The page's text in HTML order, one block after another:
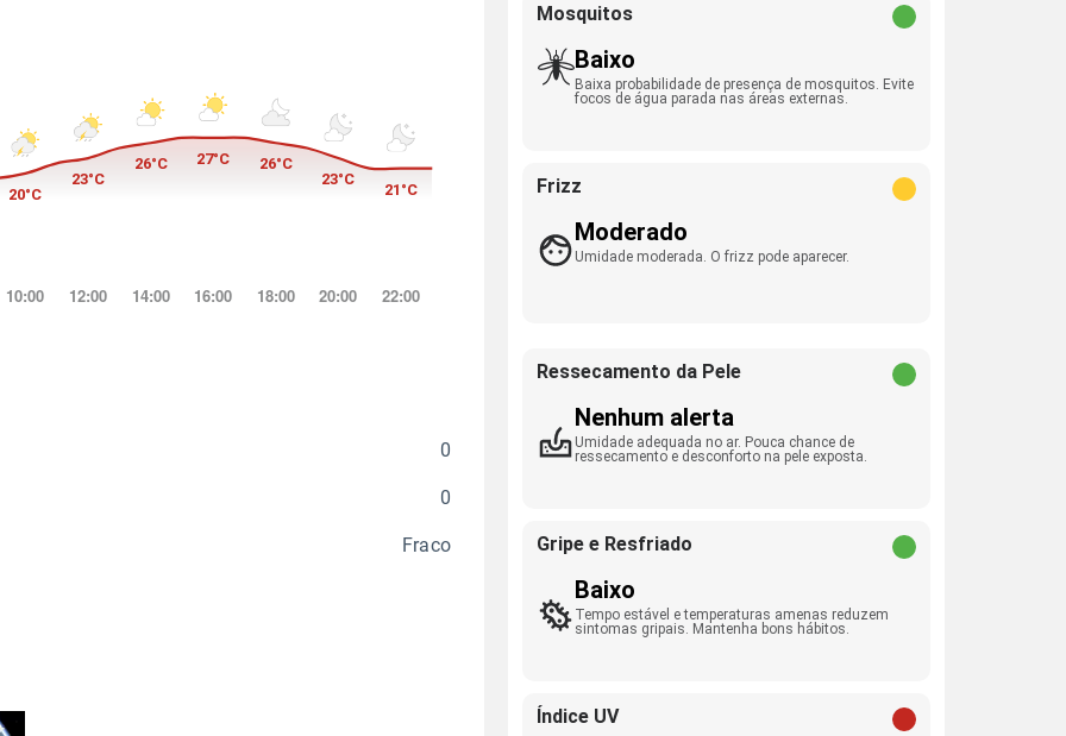
0
0
Fraco
Mosquitos
Baixo
Baixa probabilidade de presença de mosquitos. Evite
focos de água parada nas áreas externas.
Frizz
Moderado
Umidade moderada. O frizz pode aparecer.
Ressecamento da Pele
Nenhum alerta
Umidade adequada no ar. Pouca chance de
ressecamento e desconforto na pele exposta.
Gripe e Resfriado
Baixo
Tempo estável e temperaturas amenas reduzem
sintomas gripais. Mantenha bons hábitos.
Índice UV